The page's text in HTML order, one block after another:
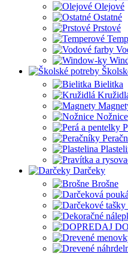
Olejové
Ostatné
Prstové
Bielitka
Nožnice
Darčeky
Brošne